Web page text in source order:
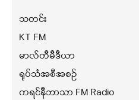
သတင်း
KT FM
မာလ်တီမီဒီယာ
ရုပ်သံအစီအစဉ်
ကရင်နီဘာသာ FM Radio